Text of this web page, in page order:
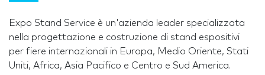
Expo Stand Service è un'azienda leader specializzata
nella progettazione e costruzione di stand espositivi
per fiere internazionali in Europa, Medio Oriente, Stati
Uniti, Africa, Asia Pacifico e Centro e Sud America.